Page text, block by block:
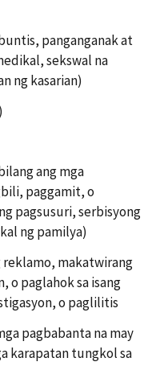
panganganak at
sekswal na
ng kasarian)
ang mga
paggamit, o
pagsusuri, serbisyong
ng pamilya)
reklamo, makatwirang
o paglahok sa isang
o paglilitis
pagbabanta na may
karapatan tungkol sa